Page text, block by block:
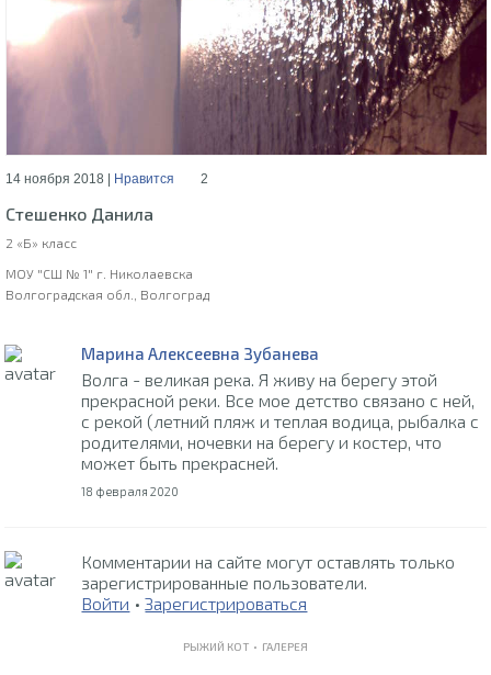
14 ноября 2018 | Нравится 2
Стешенко Данила
2 «Б» класс
МОУ "СШ № 1" г. Николаевска
Волгоградская обл., Волгоград
Марина Алексеевна Зубанева
Волга - великая река. Я живу на берегу этой
прекрасной реки. Все мое детство связано с ней,
с рекой (летний пляж и теплая водица, рыбалка с
родителями, ночевки на берегу и костер, что
может быть прекрасней.
18 февраля 2020
Комментарии на сайте могут оставлять только
зарегистрированные пользователи.
Войти •Зарегистрироваться
РЫЖИЙ КОТ • ГАЛЕРЕЯ